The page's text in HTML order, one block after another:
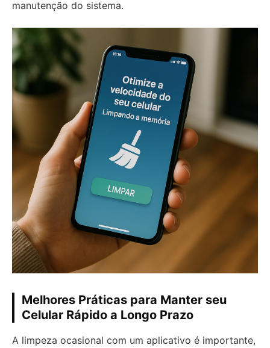
manutenção do sistema.
Melhores Práticas para Manter seu
Celular Rápido a Longo Prazo
A limpeza ocasional com um aplicativo é importante,